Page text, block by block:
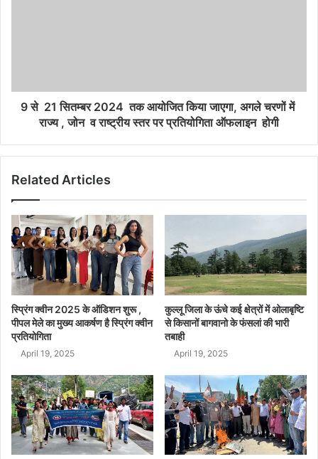
9 से 21 सितम्बर 2024 तक आयोजित किया जाएगा, अगले चरणों में
राज्य , जोन व राष्ट्रीय स्तर पर प्रतियोगिता ऑफलाइन होगी
Related Articles
स्प्रिंग क्वीन 2025 के ऑडिशन शुरू ,
पीपल मेले का मुख्य आकर्षण है स्प्रिंग क्वीन
प्रतियोगिता
April 19, 2025
कुल्लू जिला के ऊंचे कई क्षेत्रों में ओलाबृष्टि
से किसानों बागवानो के फंसलां की भारी
तबाही
April 19, 2025